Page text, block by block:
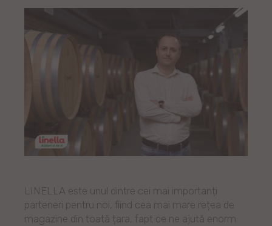
LINELLA este unul dintre cei mai importanți
parteneri pentru noi, fiind cea mai mare rețea de
magazine din toată țara, fapt ce ne ajută enorm